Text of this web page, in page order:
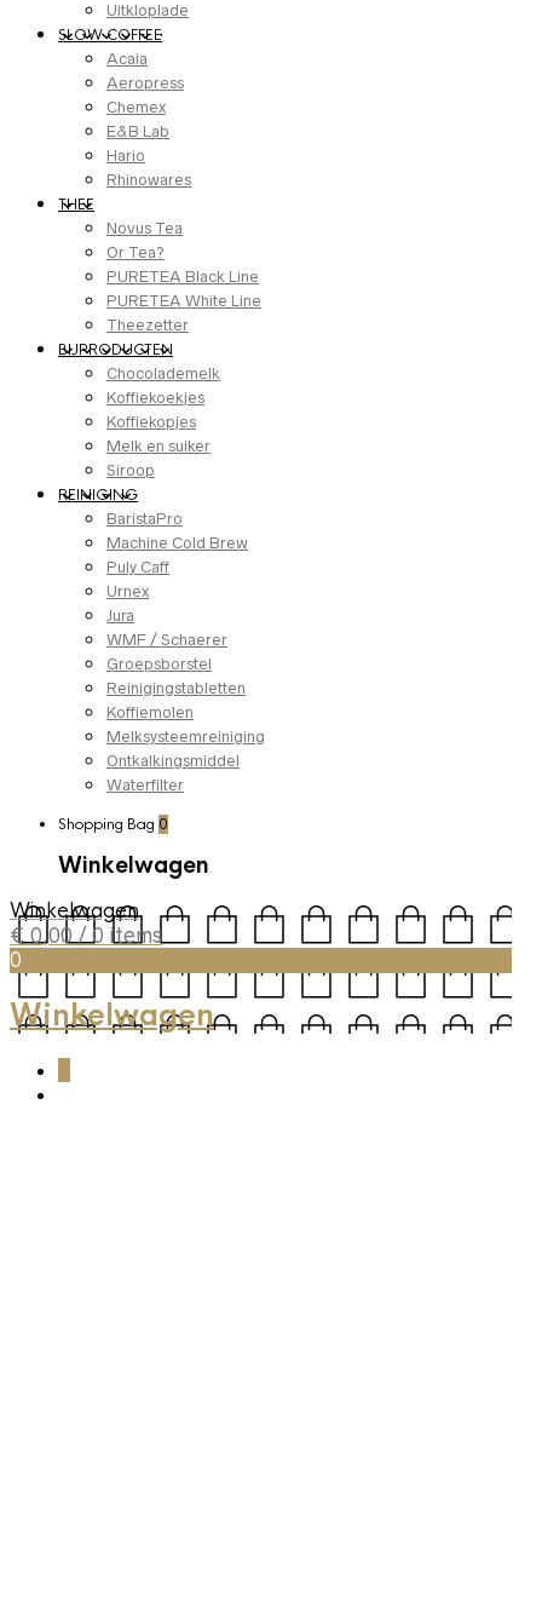
Uitkloplade
SLOW COFFEE
Acaia
Aeropress
Chemex
E&B Lab
Hario
Rhinowares
THEE
Novus Tea
Or Tea?
PURETEA Black Line
PURETEA White Line
Theezetter
BIJPRODUCTEN
Chocolademelk
Koffiekoekjes
Koffiekopjes
Melk en suiker
Siroop
REINIGING
BaristaPro
Machine Cold Brew
Puly Caff
Urnex
Jura
WMF / Schaerer
Groepsborstel
Reinigingstabletten
Koffiemolen
Melksysteemreiniging
Ontkalkingsmiddel
Waterfilter
Shopping Bag 0
Winkelwagen
Winkelwagen
€ 0,00 / 0 items
0
Winkelwagen